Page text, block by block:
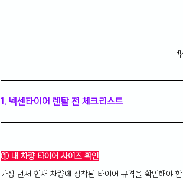
1. 넥센타이어 렌탈 전 체크리스트
① 내 차량 타이어 사이즈 확인
가장 먼저 현재 차량에 장착된 타이어 규격을 확인해야